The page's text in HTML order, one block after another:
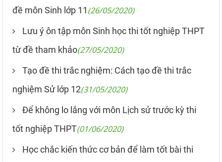
đề môn Sinh lớp 11(26/05/2020)
Lưu ý ôn tập môn Sinh học thi tốt nghiệp THPT
từ đề tham khảo(27/05/2020)
Tạo đề thi trắc nghiệm: Cách tạo đề thi trắc
nghiệm Sử lớp 12(31/05/2020)
Để không lo lắng với môn Lịch sử trước kỳ thi
tốt nghiệp THPT(01/06/2020)
Học chắc kiến thức cơ bản để làm tốt bài thi